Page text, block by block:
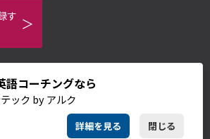
語コーチングなら
ック by アルク
詳細を見る 閉じる
す
イバシーポリシー